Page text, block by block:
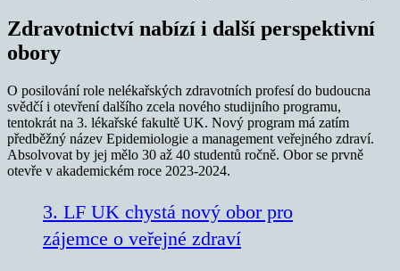
Zdravotnictví nabízí i další perspektivní
obory
O posilování role nelékařských zdravotních profesí do budoucna
svědčí i otevření dalšího zcela nového studijního programu,
tentokrát na 3. lékařské fakultě UK. Nový program má zatím
předběžný název Epidemiologie a management veřejného zdraví.
Absolvovat by jej mělo 30 až 40 studentů ročně. Obor se prvně
otevře v akademickém roce 2023-2024.
3. LF UK chystá nový obor pro
zájemce o veřejné zdraví